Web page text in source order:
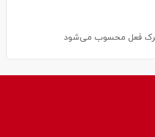
فعل محسوب می‌شود